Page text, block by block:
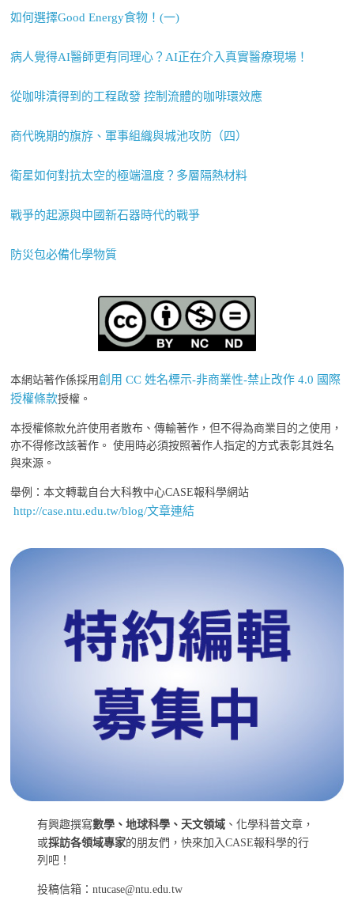
如何選擇Good Energy食物！(一)
病人覺得AI醫師更有同理心？AI正在介入真實醫療現場！
從咖啡漬得到的工程啟發 控制流體的咖啡環效應
商代晚期的旗斿、軍事組織與城池攻防（四）
衛星如何對抗太空的極端溫度？多層隔熱材料
戰爭的起源與中國新石器時代的戰爭
防災包必備化學物質
本網站著作係採用創用 CC 姓名標示-非商業性-禁止改作 4.0 國際
授權條款授權。
本授權條款允許使用者散布、傳輸著作，但不得為商業目的之使用，
亦不得修改該著作。 使用時必須按照著作人指定的方式表彰其姓名
與來源。
舉例：本文轉載自台大科教中心CASE報科學網站
http://case.ntu.edu.tw/blog/文章連結
有興趣撰寫數學、地球科學、天文領域 、化學科普文章，
或採訪各領域專家的朋友們，快來加入CASE報科學的行
列吧！
投稿信箱：ntucase@ntu.edu.tw